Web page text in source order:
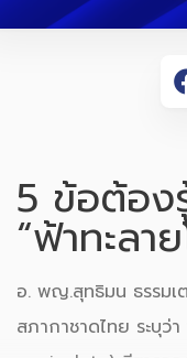
5 ข้อต้อง
“ฟ้าทะลา
อ. พญ.สุทธิมน ธรรมเ
สภากาชาดไทย ระบุว่า